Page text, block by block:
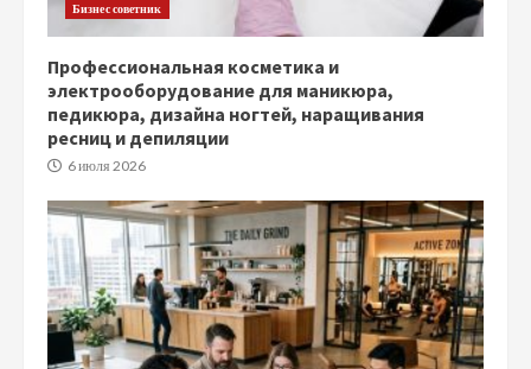
Бизнес советник
Профессиональная косметика и
электрооборудование для маникюра,
педикюра, дизайна ногтей, наращивания
ресниц и депиляции
6 июля 2026